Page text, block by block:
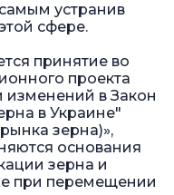
устранив
сфере.
принятие во
проекта
изменений в Закон
в Украине"
зерна)»,
основания
зерна и
при перемещении